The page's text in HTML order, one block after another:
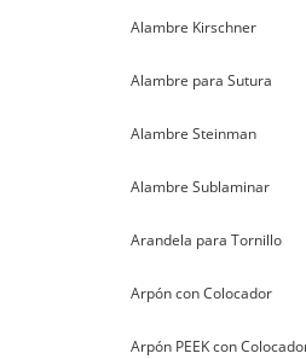
Alambre Kirschner
Alambre para Sutura
Alambre Steinman
Alambre Sublaminar
Arandela para Tornillo
Arpón con Colocador
Arpón PEEK con